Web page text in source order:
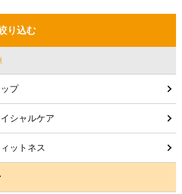
り込む
プ
シャルケア
ットネス